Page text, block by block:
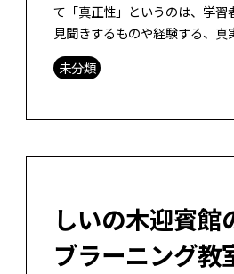
て「真正性」というのは、学習
見聞きするものや経験する、真
味します。例えば、地下鉄の駅
本語教育の教材にするこ […]
未分類
しいの木迎賓館
ブラーニング教